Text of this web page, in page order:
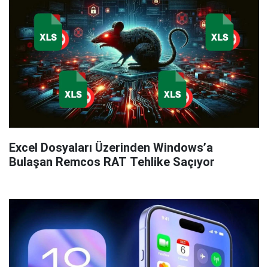
Excel Dosyaları Üzerinden Windows’a
Bulaşan Remcos RAT Tehlike Saçıyor